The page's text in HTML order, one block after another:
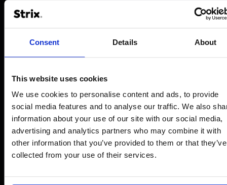
Consent Details About
This website uses cookies
We use cookies to personalise content and ads, to provide
social media features and to analyse our traffic. We also
information about your use of our site with our social media,
advertising and analytics partners who may combine it with
other information that you’ve provided to them or that they’ve
collected from your use of their services.
NEWS 2.3.26